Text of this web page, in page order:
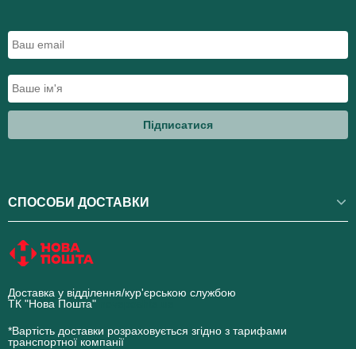
Підписатися
СПОСОБИ ДОСТАВКИ
Доставка у відділення/кур'єрською службою
ТК "Нова Пошта"
*Вартість доставки розраховується згідно з тарифами
транспортної компанії